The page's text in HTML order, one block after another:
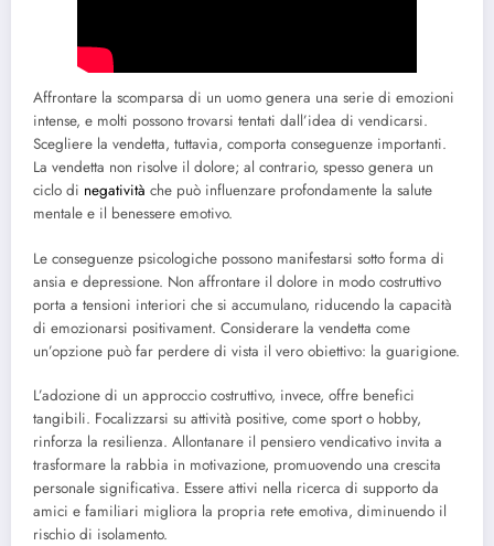
Affrontare la scomparsa di un uomo genera una serie di emozioni
intense, e molti possono trovarsi tentati dall’idea di vendicarsi.
Scegliere la vendetta, tuttavia, comporta conseguenze importanti.
La vendetta non risolve il dolore; al contrario, spesso genera un
ciclo di negatività che può influenzare profondamente la salute
mentale e il benessere emotivo.
Le conseguenze psicologiche possono manifestarsi sotto forma di
ansia e depressione. Non affrontare il dolore in modo costruttivo
porta a tensioni interiori che si accumulano, riducendo la capacità
di emozionarsi positivament. Considerare la vendetta come
un’opzione può far perdere di vista il vero obiettivo: la guarigione.
L’adozione di un approccio costruttivo, invece, offre benefici
tangibili. Focalizzarsi su attività positive, come sport o hobby,
rinforza la resilienza. Allontanare il pensiero vendicativo invita a
trasformare la rabbia in motivazione, promuovendo una crescita
personale significativa. Essere attivi nella ricerca di supporto da
amici e familiari migliora la propria rete emotiva, diminuendo il
rischio di isolamento.